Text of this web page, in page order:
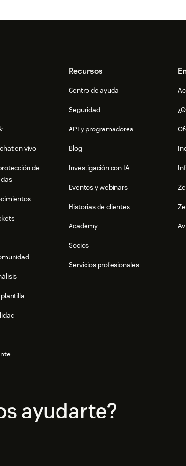
en vivo
de
Recursos
Centro de ayuda
Seguridad
API y programadores
Blog
Investigación con IA
Eventos y webinars
Historias de clientes
Academy
Socios
Servicios profesionales
ayudarte?